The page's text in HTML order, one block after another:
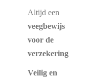
Altijd een
veegbewijs
voor de
verzekering
Veilig en